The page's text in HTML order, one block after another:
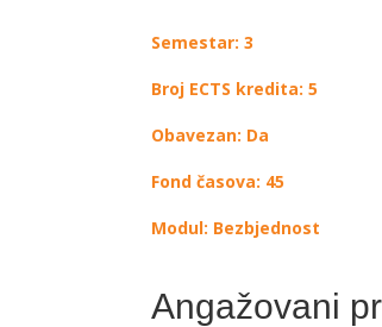
Semestar: 3
Broj ECTS kredita: 5
Obavezan: Da
Fond časova: 45
Modul: Bezbjednost
Angažovani